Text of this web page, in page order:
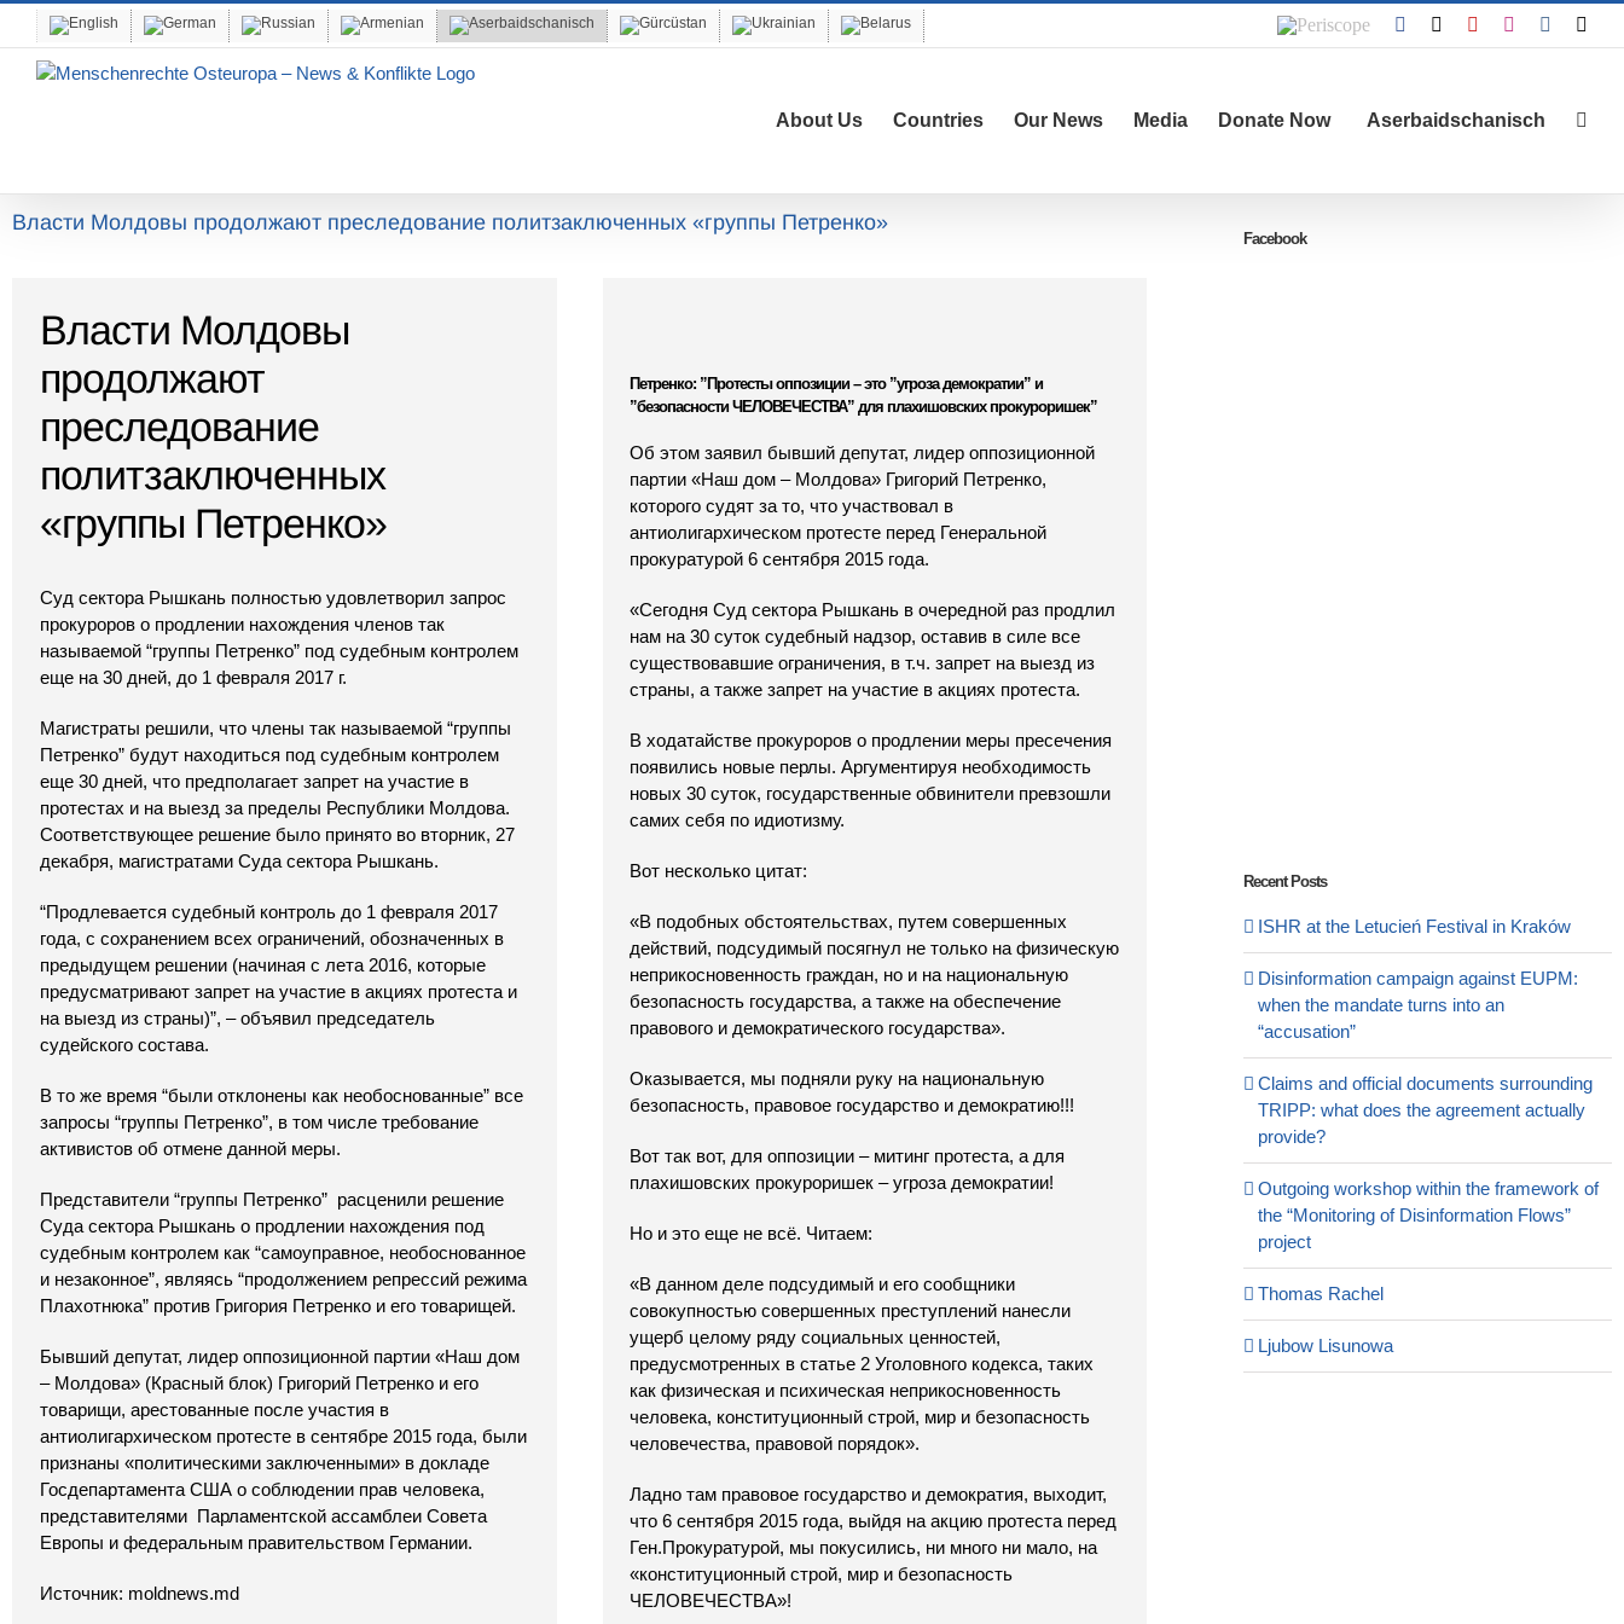
content
Periscope Facebook YouTubeInstagram
About Us Countries Our News Media Donate Now Aserbaidschanisch
Власти Молдовы продолжают преследование политзаключенных «группы Петренко»
Власти Молдовы
продолжают
преследование
политзаключенных
«группы Петренко»
Суд сектора Рышкань полностью удовлетворил запрос
прокуроров о продлении нахождения членов так
называемой “группы Петренко” под судебным контролем
еще на 30 дней, до 1 февраля 2017 г.
Магистраты решили, что члены так называемой “группы
Петренко” будут находиться под судебным контролем
еще 30 дней, что предполагает запрет на участие в
протестах и на выезд за пределы Республики Молдова.
Соответствующее решение было принято во вторник, 27
декабря, магистратами Суда сектора Рышкань.
“Продлевается судебный контроль до 1 февраля 2017
года, с сохранением всех ограничений, обозначенных в
предыдущем решении (начиная с лета 2016, которые
предусматривают запрет на участие в акциях протеста и
на выезд из страны)”, – объявил председатель
судейского состава.
В то же время “были отклонены как необоснованные” все
запросы “группы Петренко”, в том числе требование
активистов об отмене данной меры.
Представители “группы Петренко” расценили решение
Суда сектора Рышкань о продлении нахождения под
судебным контролем как “самоуправное, необоснованное
и незаконное”, являясь “продолжением репрессий режима
Плахотнюка” против Григория Петренко и его товарищей.
Бывший депутат, лидер оппозиционной партии «Наш дом
– Молдова» (Красный блок) Григорий Петренко и его
товарищи, арестованные после участия в
антиолигархическом протесте в сентябре 2015 года, были
признаны «политическими заключенными» в докладе
Госдепартамента США о соблюдении прав человека,
представителями Парламентской ассамблеи Совета
Европы и федеральным правительством Германии.
Источник: moldnews.md
Петренко: ”Протесты оппозиции – это ”угроза демократии” и
”безопасности ЧЕЛОВЕЧЕСТВА” для плахишовских прокуроришек”
Об этом заявил бывший депутат, лидер оппозиционной
партии «Наш дом – Молдова» Григорий Петренко,
которого судят за то, что участвовал в
антиолигархическом протесте перед Генеральной
прокуратурой 6 сентября 2015 года.
«Сегодня Суд сектора Рышкань в очередной раз продлил
нам на 30 суток судебный надзор, оставив в силе все
существовавшие ограничения, в т.ч. запрет на выезд из
страны, а также запрет на участие в акциях протеста.
В ходатайстве прокуроров о продлении меры пресечения
появились новые перлы. Аргументируя необходимость
новых 30 суток, государственные обвинители превзошли
самих себя по идиотизму.
Вот несколько цитат:
«В подобных обстоятельствах, путем совершенных
действий, подсудимый посягнул не только на физическую
неприкосновенность граждан, но и на национальную
безопасность государства, а также на обеспечение
правового и демократического государства».
Оказывается, мы подняли руку на национальную
безопасность, правовое государство и демократию!!!
Вот так вот, для оппозиции – митинг протеста, а для
плахишовских прокуроришек – угроза демократии!
Но и это еще не всё. Читаем:
«В данном деле подсудимый и его сообщники
совокупностью совершенных преступлений нанесли
ущерб целому ряду социальных ценностей,
предусмотренных в статье 2 Уголовного кодекса, таких
как физическая и психическая неприкосновенность
человека, конституционный строй, мир и безопасность
человечества, правовой порядок».
Ладно там правовое государство и демократия, выходит,
что 6 сентября 2015 года, выйдя на акцию протеста перед
Ген.Прокуратурой, мы покусились, ни много ни мало, на
«конституционный строй, мир и безопасность
ЧЕЛОВЕЧЕСТВА»!
Facebook
Recent Posts
ISHR at the Letucień Festival in Kraków
Disinformation campaign against EUPM:
when the mandate turns into an
“accusation”
Claims and official documents surrounding
TRIPP: what does the agreement actually
provide?
Outgoing workshop within the framework of
the “Monitoring of Disinformation Flows”
project
Thomas Rachel
Ljubow Lisunowa